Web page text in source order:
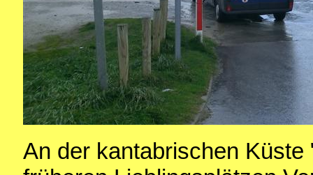
An der kantabrischen